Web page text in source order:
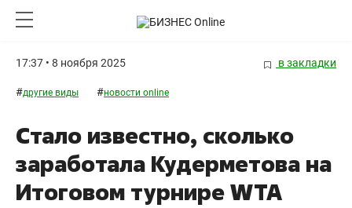
17:37 • 8 ноября 2025 в закладки
#другие виды #новости online
Стало известно, сколько
заработала Кудерметова на
Итоговом турнире WTA